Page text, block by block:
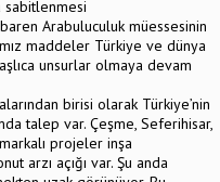
sabitlenmesi
Arabuluculuk müessesinin
maddeler Türkiye ve dünya
unsurlar olmaya devam
birisi olarak Türkiye’nin
talep var. Çeşme, Seferihisar,
projeler inşa
arzı açığı var. Şu anda